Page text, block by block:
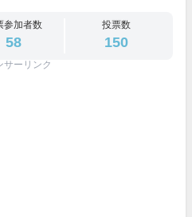
参加者数
58
投票数
150
サーリンク